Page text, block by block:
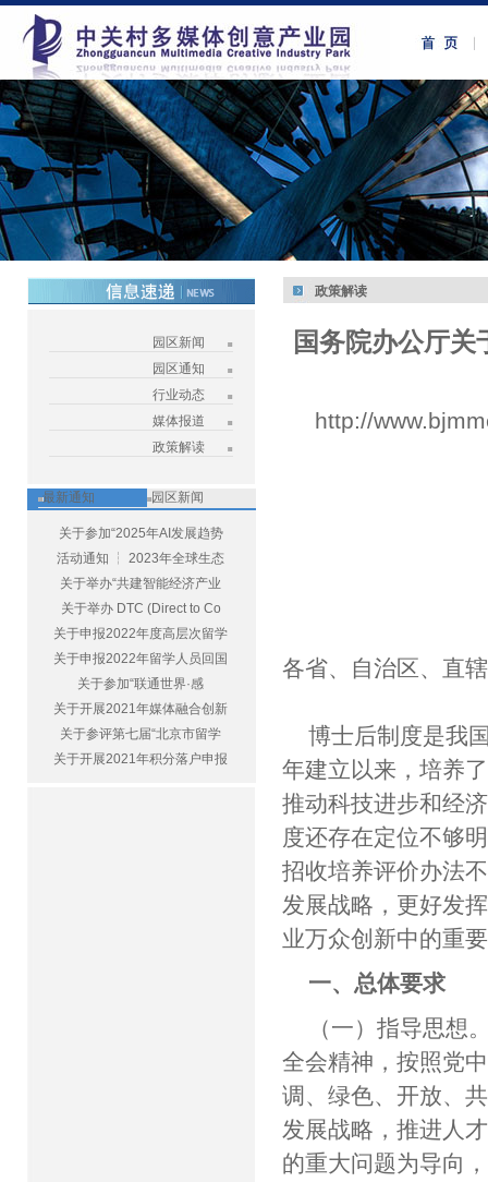
园区新闻
园区通知
行业动态
媒体报道
政策解读
最新通知 园区新闻
关于参加“2025年AI发展趋势
活动通知 ┆ 2023年全球生态
关于举办“共建智能经济产业
关于举办 DTC (Direct to Co
关于申报2022年度高层次留学
关于申报2022年留学人员回国
关于参加“联通世界·感
关于开展2021年媒体融合创新
关于参评第七届“北京市留学
关于开展2021年积分落户申报
政策解读
国务院办公厅
http://
各省、自治区、直
博士后制度是我
年建立以来，培养
推动科技进步和经
度还存在定位不够
招收培养评价办法
发展战略，更好发
业万众创新中的重
一、总体要求
（一）指导思想
全会精神，按照党
调、绿色、开放、
发展战略，推进人
的重大问题为导向